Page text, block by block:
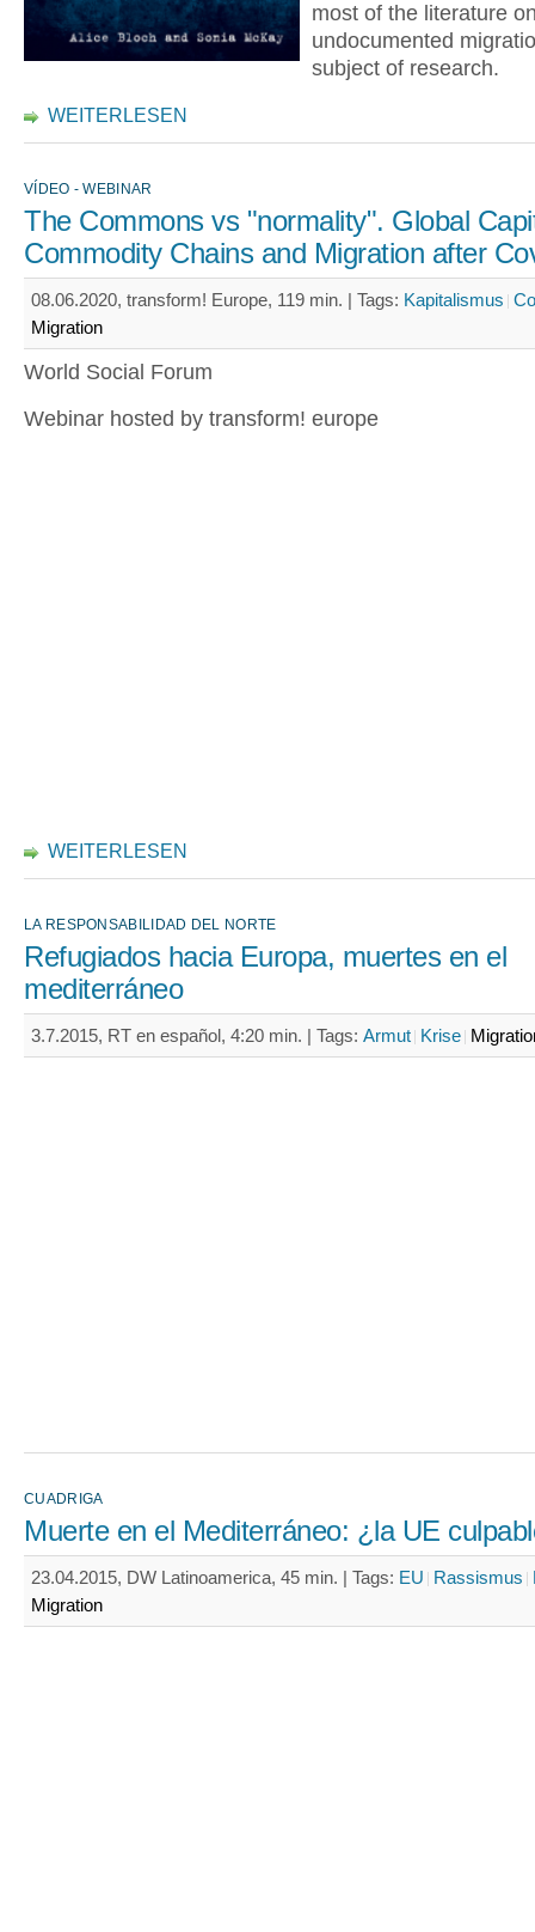
most of the literature
undocumented
subject of research.
WEITERLESEN
VÍDEO - WEBINAR
The Commons vs "normality". Global
Commodity Chains and Migration after
08.06.2020, transform! Europe, 119 min. | Tags: Kapitalismus
Migration
World Social Forum
Webinar hosted by transform! europe
WEITERLESEN
LA RESPONSABILIDAD DEL NORTE
Refugiados hacia Europa, muertes en el
mediterráneo
3.7.2015, RT en español, 4:20 min. | Tags: Armut Krise
CUADRIGA
Muerte en el Mediterráneo: ¿la UE
23.04.2015, DW Latinoamerica, 45 min. | Tags: EU Rassismus
Migration